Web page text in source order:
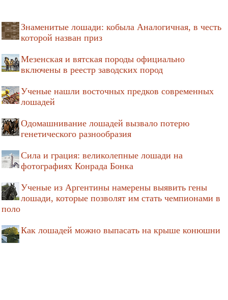
Знаменитые лошади: кобыла Аналогичная, в честь
которой назван приз
Мезенская и вятская породы официально
включены в реестр заводских пород
Ученые нашли восточных предков современных
лошадей
Одомашнивание лошадей вызвало потерю
генетического разнообразия
Сила и грация: великолепные лошади на
фотографиях Конрада Бонка
Ученые из Аргентины намерены выявить гены
лошади, которые позволят им стать чемпионами в
поло
Как лошадей можно выпасать на крыше конюшни